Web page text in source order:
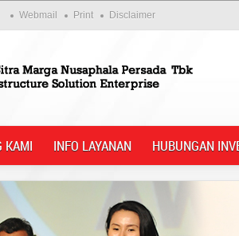
Webmail Print Disclaimer
KAMI INFO LAYANAN HUBUNGAN